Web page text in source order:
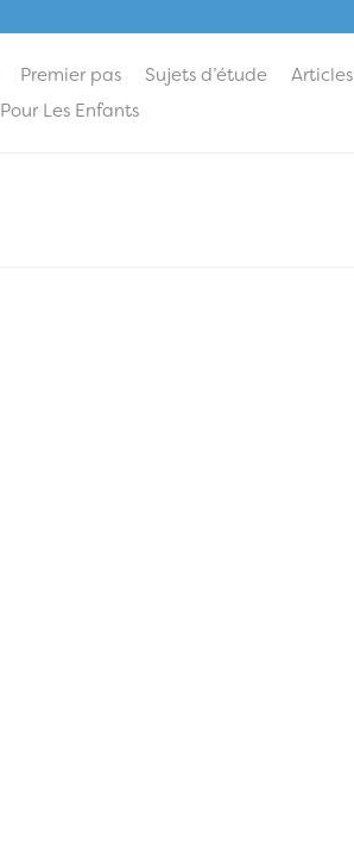
Premier pas Sujets d’étude Articles
Pour Les Enfants